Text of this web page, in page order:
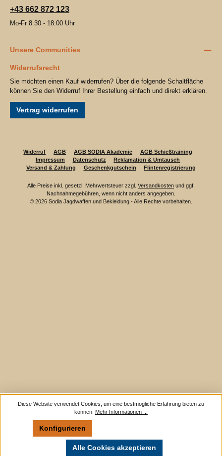
+43 662 872 123
Mo-Fr 8:30 - 18:00 Uhr
Unsere Communities
Widerrufsrecht
Sie möchten einen Kauf widerrufen? Über die folgende Schaltfläche
können Sie den Widerruf Ihrer Bestellung einfach und direkt erklären.
Vertrag widerrufen
Widerruf AGB AGB SODIA Akademie
AGB Schießtraining
Impressum
Datenschutz
Reklamation & Umtausch
Versand & Zahlung
Geschenkgutschein Flintenregistrierung
Alle Preise inkl. gesetzl. Mehrwertsteuer zzgl. Versandkosten und ggf.
Nachnahmegebühren, wenn nicht anders angegeben.
© 2026 Sodia Jagdwaffen und Bekleidung - Alle Rechte vorbehalten.
Diese Website verwendet Cookies, um eine bestmögliche Erfahrung bieten zu
können. Mehr Informationen ...
Konfigurieren
Alle Cookies akzeptieren